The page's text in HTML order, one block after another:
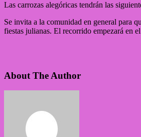
Las carrozas alegóricas tendrán las
Se invita a la comunidad en general para
fiestas julianas. El recorrido empezará en
About The Author